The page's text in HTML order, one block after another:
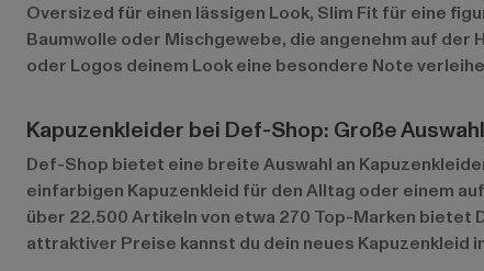
Oversized für einen lässigen Look, Slim Fit für eine
Baumwolle oder Mischgewebe, die angenehm auf
oder Logos deinem Look eine besondere Note
Kapuzenkleider bei Def-Shop: Große
Def-Shop bietet eine breite Auswahl an
einfarbigen Kapuzenkleid für den Alltag oder einem
über 22.500 Artikeln von etwa 270 Top-Marken bietet
attraktiver Preise kannst du dein neues Kapuzenkleid